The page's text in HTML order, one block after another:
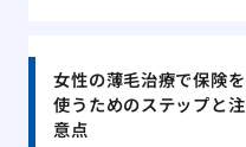
女性の薄毛治療で保険を
使うためのステップと注
意点